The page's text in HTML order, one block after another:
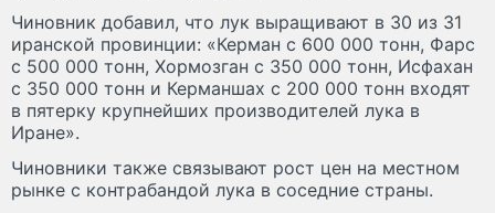
Чиновник добавил, что лук выращивают в 30 из 31
иранской провинции: «Керман с 600 000 тонн, Фарс
с 500 000 тонн, Хормозган с 350 000 тонн, Исфахан
с 350 000 тонн и Керманшах с 200 000 тонн входят
в пятерку крупнейших производителей лука в
Иране».
Чиновники также связывают рост цен на местном
рынке с контрабандой лука в соседние страны.